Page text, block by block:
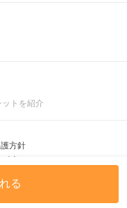
トを紹介
方針
記
Inc.